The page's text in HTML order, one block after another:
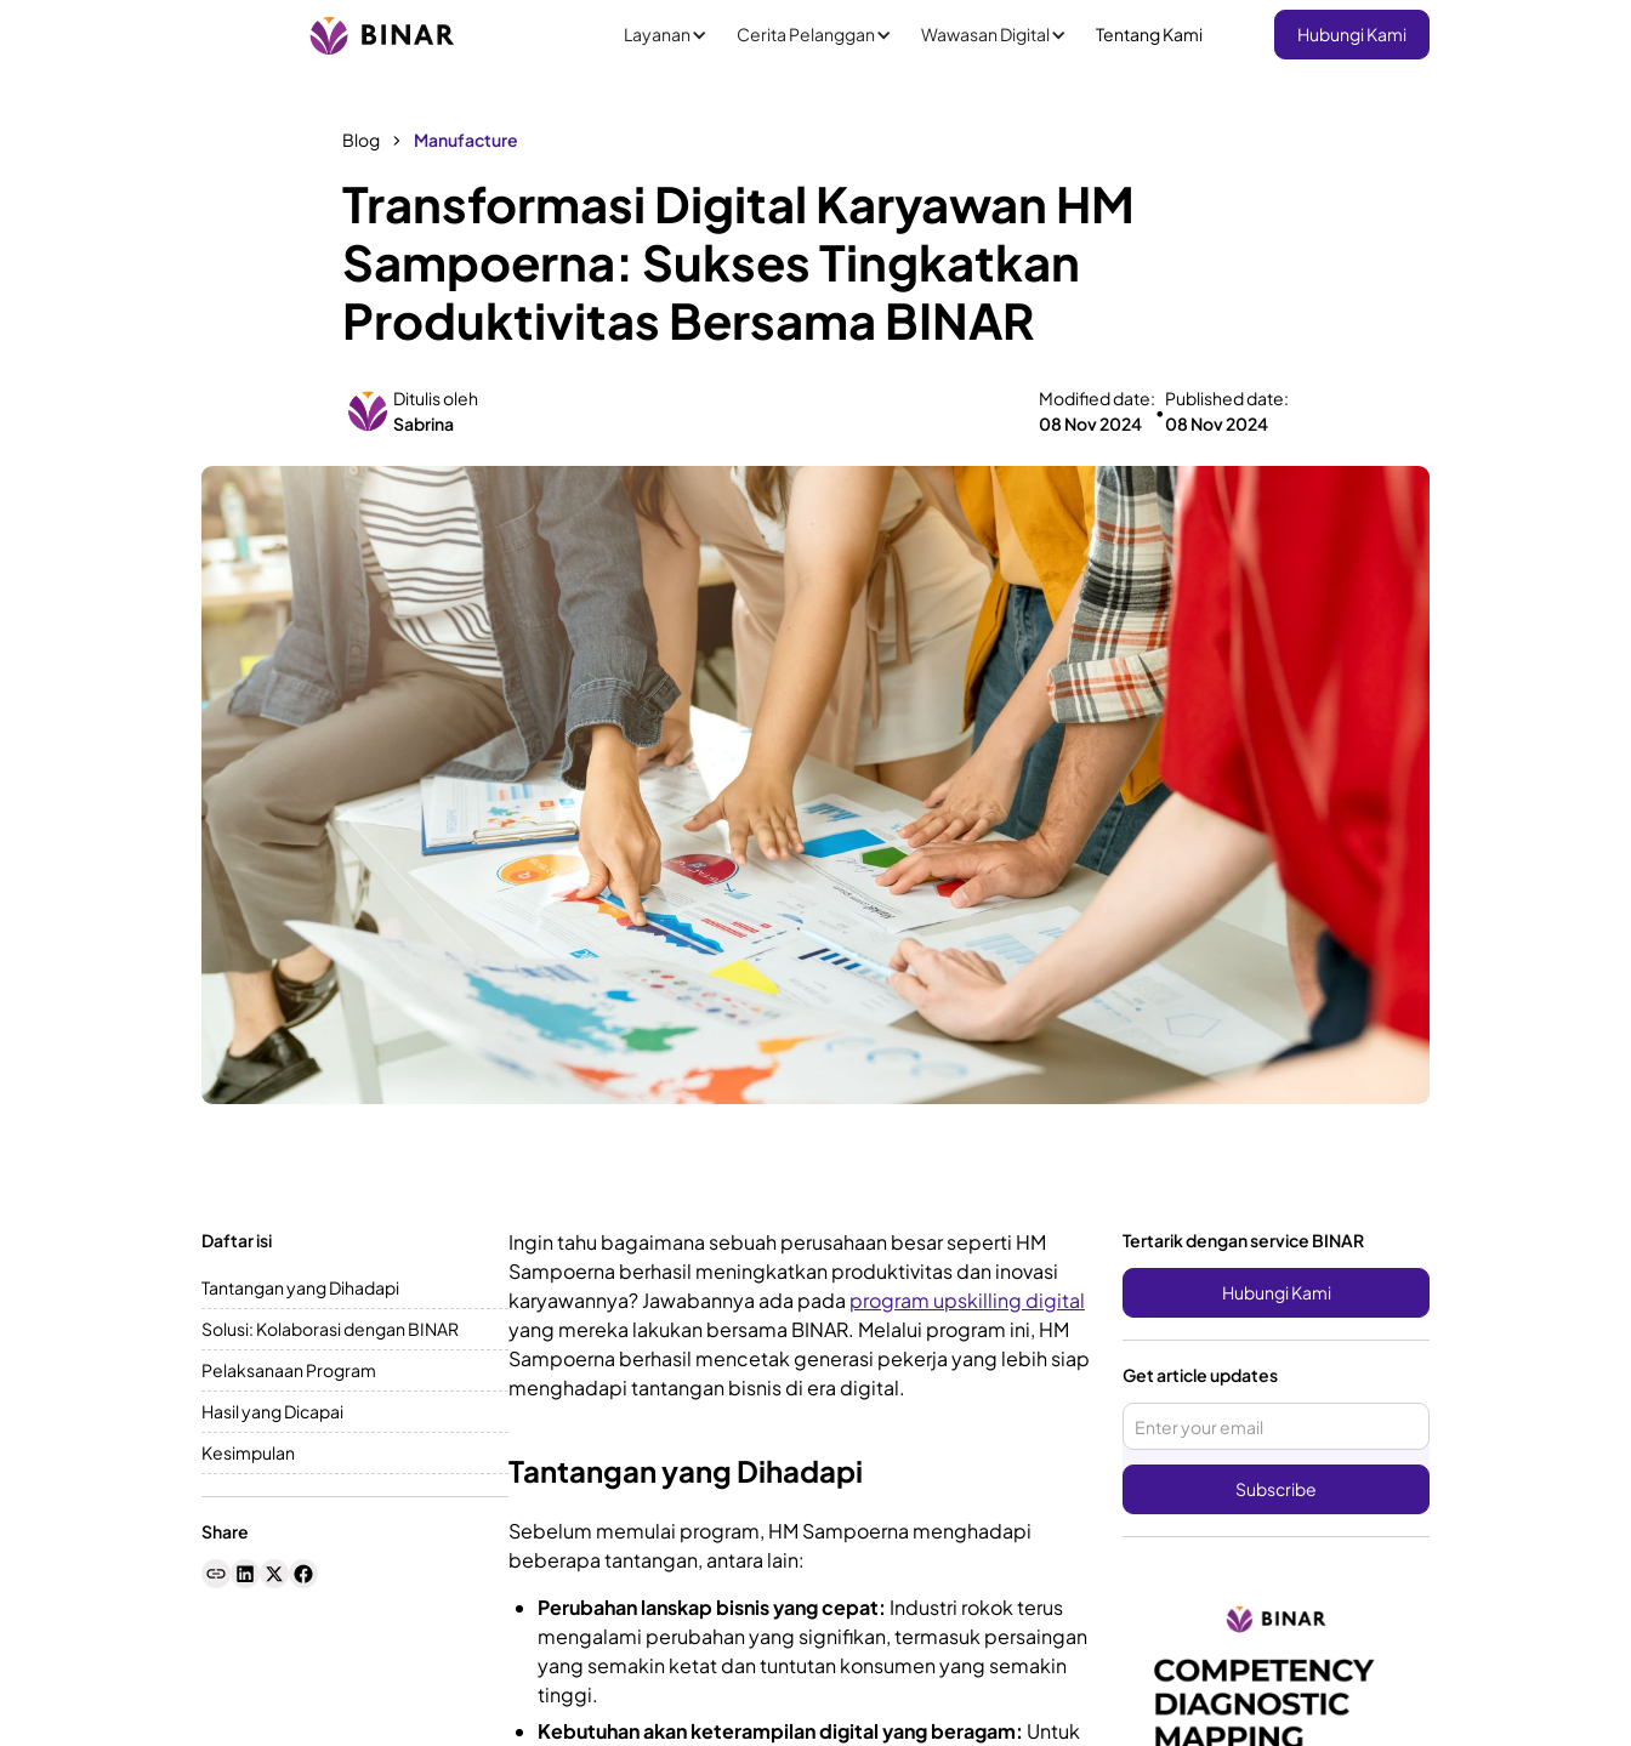
Layanan Cerita Pelanggan Wawasan Digital Tentang Kami Hubungi Kami
Blog Manufacture
Transformasi Digital Karyawan HM
Sampoerna: Sukses Tingkatkan
Produktivitas Bersama BINAR
Ditulis oleh
Sabrina
Modified date:
08 Nov 2024
•
Published date:
08 Nov 2024
Daftar isi
Tantangan yang Dihadapi
Solusi: Kolaborasi dengan BINAR
Pelaksanaan Program
Hasil yang Dicapai
Kesimpulan
Share
Ingin tahu bagaimana sebuah perusahaan besar seperti HM
Sampoerna berhasil meningkatkan produktivitas dan inovasi
karyawannya? Jawabannya ada pada program upskilling digital
yang mereka lakukan bersama BINAR. Melalui program ini, HM
Sampoerna berhasil mencetak generasi pekerja yang lebih siap
menghadapi tantangan bisnis di era digital.
Tantangan yang Dihadapi
Sebelum memulai program, HM Sampoerna menghadapi
beberapa tantangan, antara lain:
Perubahan lanskap bisnis yang cepat: Industri rokok terus
mengalami perubahan yang signifikan, termasuk persaingan
yang semakin ketat dan tuntutan konsumen yang semakin
tinggi.
Kebutuhan akan keterampilan digital yang beragam: Untuk
Tertarik dengan service BINAR
Hubungi Kami
Get article updates